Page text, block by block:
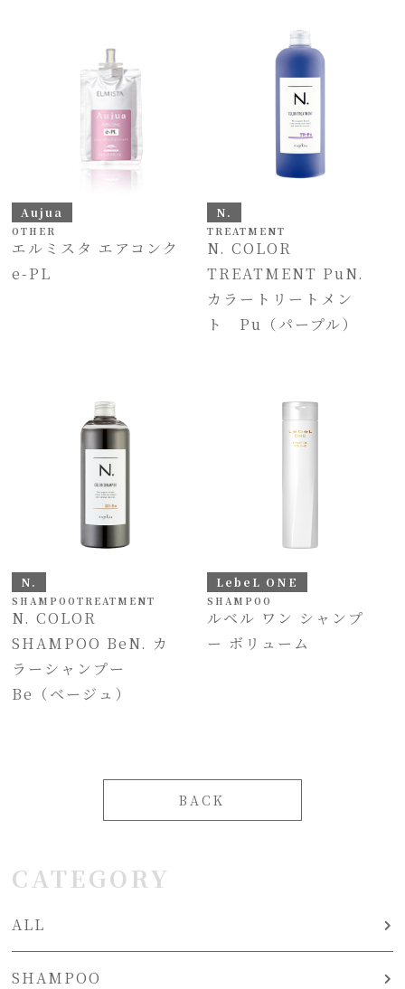
Aujua
OTHER
エルミスタ エアコンク
e-PL
N.
TREATMENT
N. COLOR
TREATMENT PuN.
カラートリートメン
ト Pu（パープル）
N.
SHAMPOOTREATMENT
N. COLOR
SHAMPOO BeN. カ
ラーシャンプー
Be（ベージュ）
LebeL ONE
SHAMPOO
ルベル ワン シャンプ
ー ボリューム
BACK
CATEGORY
ALL
SHAMPOO